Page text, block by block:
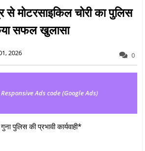
से मोटरसाइकिल चोरी का पुलिस
सफल खुलासा
2026 0
Ads code (Google Ads)
पुलिस की प्रभावी कार्यवाही*